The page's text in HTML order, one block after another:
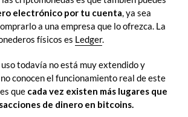
electrónico por tu cuenta, ya sea
a una empresa que lo ofrezca. La
físicos es Ledger.
uso todavía no está muy extendido y
conocen el funcionamiento real de este
que cada vez existen más lugares que
de dinero en bitcoins.